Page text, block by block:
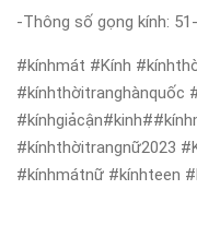
-Thông số gọng kính:
#kínhmát #Kính
#kínhthờitranghànquốc
#kínhthờitrangnữ2023
#kínhmátnữ #kínhteen